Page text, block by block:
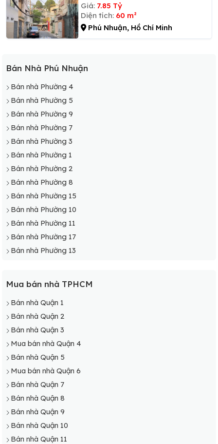
Giá: 7.85 Tỷ
Diện tích: 60 m²
Phú Nhuận, Hồ Chí Minh
Bán Nhà Phú Nhuận
Bán nhà Phường 4
Bán nhà Phường 5
Bán nhà Phường 9
Bán nhà Phường 7
Bán nhà Phường 3
Bán nhà Phường 1
Bán nhà Phường 2
Bán nhà Phường 8
Bán nhà Phường 15
Bán nhà Phường 10
Bán nhà Phường 11
Bán nhà Phường 17
Bán nhà Phường 13
Mua bán nhà TPHCM
Bán nhà Quận 1
Bán nhà Quận 2
Bán nhà Quận 3
Mua bán nhà Quận 4
Bán nhà Quận 5
Mua bán nhà Quận 6
Bán nhà Quận 7
Bán nhà Quận 8
Bán nhà Quận 9
Bán nhà Quận 10
Bán nhà Quận 11